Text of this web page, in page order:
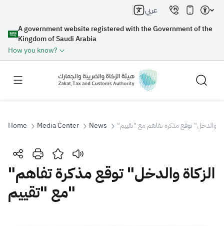
A government website registered with the Government of the
Kingdom of Saudi Arabia
How you know?
عربي
Search
Search Search AI
Home Media Center News
"الزكاة والدخل" توقع مذكرة تفاهم
مع "تقييم"